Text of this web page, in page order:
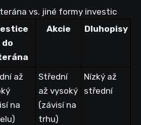
vs. jiné formy investic
do
Akcie Dluhopisy
až
na
Střední
až vysoký
(závisí na
trhu)
Nízký až
střední